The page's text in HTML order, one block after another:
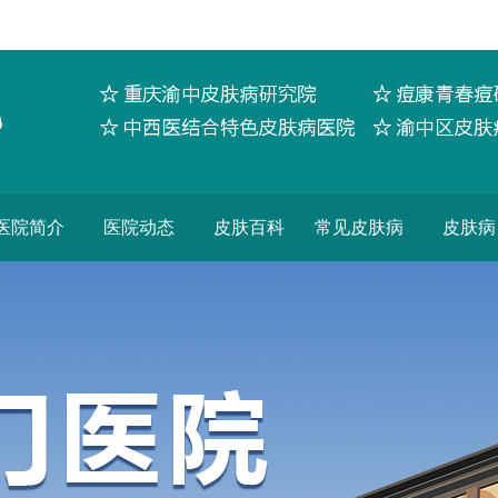
院简介 医院动态 皮肤百科 常见皮肤病 皮肤病